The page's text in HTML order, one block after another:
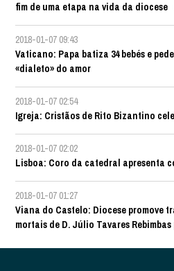
fim de uma etapa na vida da diocese
2018-01-07 09:43
Vaticano: Papa batiza 34 bebés e
«dialeto» do amor
2018-01-07 02:54
Igreja: Cristãos de Rito Bizantino
2018-01-07 02:02
Lisboa: Coro da catedral apresenta
2018-01-07 01:27
Viana do Castelo: Diocese promove
mortais de D. Júlio Tavares Rebimbas